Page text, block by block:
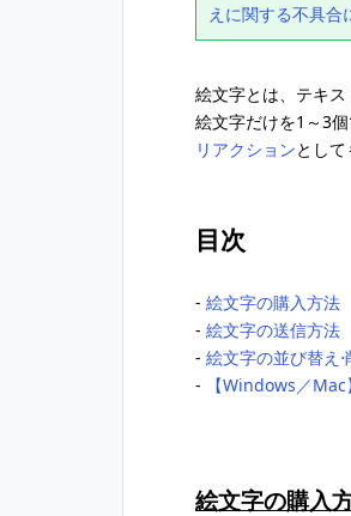
えに関する不具合
絵文字とは、テキス
絵文字だけを1～3
リアクションとして
目次
‐ 絵文字の購入方法
‐ 絵文字の送信方法
‐ 絵文字の並び替え⋅
‐
【Windows／
絵文字の購入